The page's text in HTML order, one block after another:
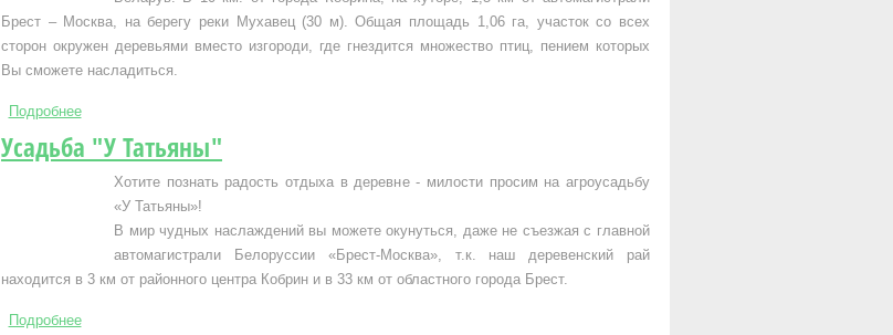
Брест – Москва, на берегу реки Мухавец (30 м). Общая площадь 1,06 га, участок со всех
сторон окружен деревьями вместо изгороди, где гнездится множество птиц, пением которых
Вы сможете насладиться.
Подробнеео Усадьба "На Заречной улице"
Усадьба "У Татьяны"
Хотите познать радость отдыха в деревне - милости просим на агроусадьбу
«У Татьяны»!
В мир чудных наслаждений вы можете окунуться, даже не съезжая с главной
автомагистрали Белоруссии «Брест-Москва», т.к. наш деревенский рай
находится в 3 км от районного центра Кобрин и в 33 км от областного города Брест.
Подробнеео Усадьба "У Татьяны"